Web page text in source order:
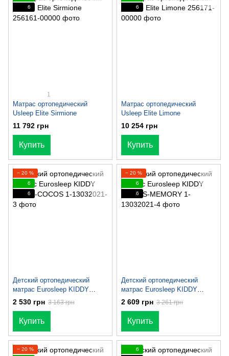
6
1
Матрас ортопедический
Usleep Elite Sirmione
11 792 грн
Купить
6
Матрас ортопедический
Usleep Elite Limone
10 254 грн
Купить
− 20 %
6
6
Детский ортопедический
матрас Eurosleep KIDDY
VISCO-СOСOS
2 530 грн 3 163 грн
Купить
− 20 %
6
6
Детский ортопедический
матрас Eurosleep KIDDY
COCOS-MEMORY
2 609 грн 3 261 грн
Купить
− 20 %
6